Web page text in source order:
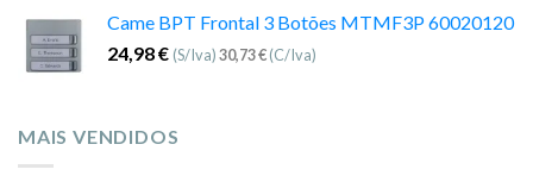
Came BPT Frontal 3 Botões MTMF3P 60020120
24,98€ (S/Iva)30,73€(C/Iva)
MAIS VENDIDOS